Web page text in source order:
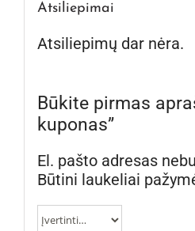
Atsiliepimai
Atsiliepimų dar nėra.
Būkite pirmas
kuponas”
El. pašto adresas
Būtini laukeliai